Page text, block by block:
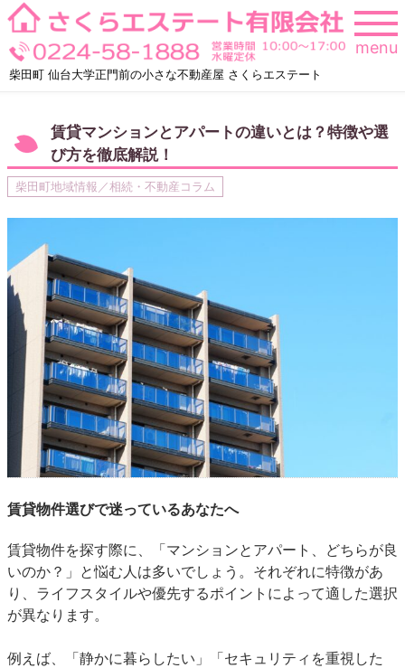
Skip
to
content
柴田町 仙台大学正門前の小さな不動産屋 さくらエステート
menu
賃貸マンションとアパートの違いとは？特徴や選
び方を徹底解説！
柴田町地域情報／相続・不動産コラム
賃貸物件選びで迷っているあなたへ
賃貸物件を探す際に、「マンションとアパート、どちらが良
いのか？」と悩む人は多いでしょう。それぞれに特徴があ
り、ライフスタイルや優先するポイントによって適した選択
が異なります。
例えば、「静かに暮らしたい」「セキュリティを重視した